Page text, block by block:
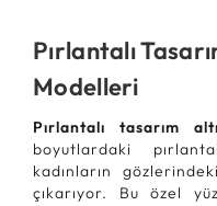
Pırlantalı
Modelleri
Pırlantalı tasarım
boyutlardaki
kadınların
çıkarıyor. Bu özel